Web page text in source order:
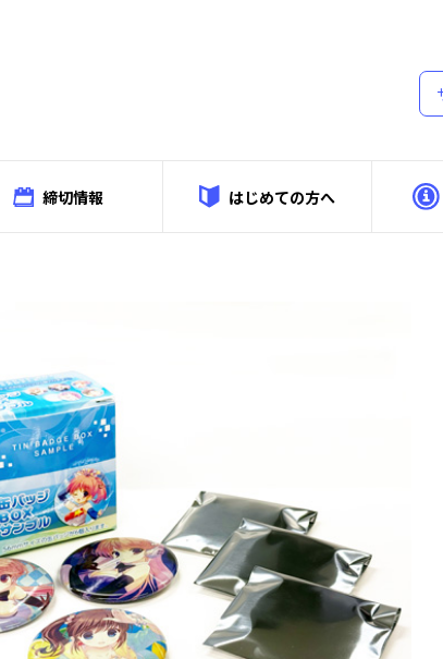
締切情報 はじめての方へ